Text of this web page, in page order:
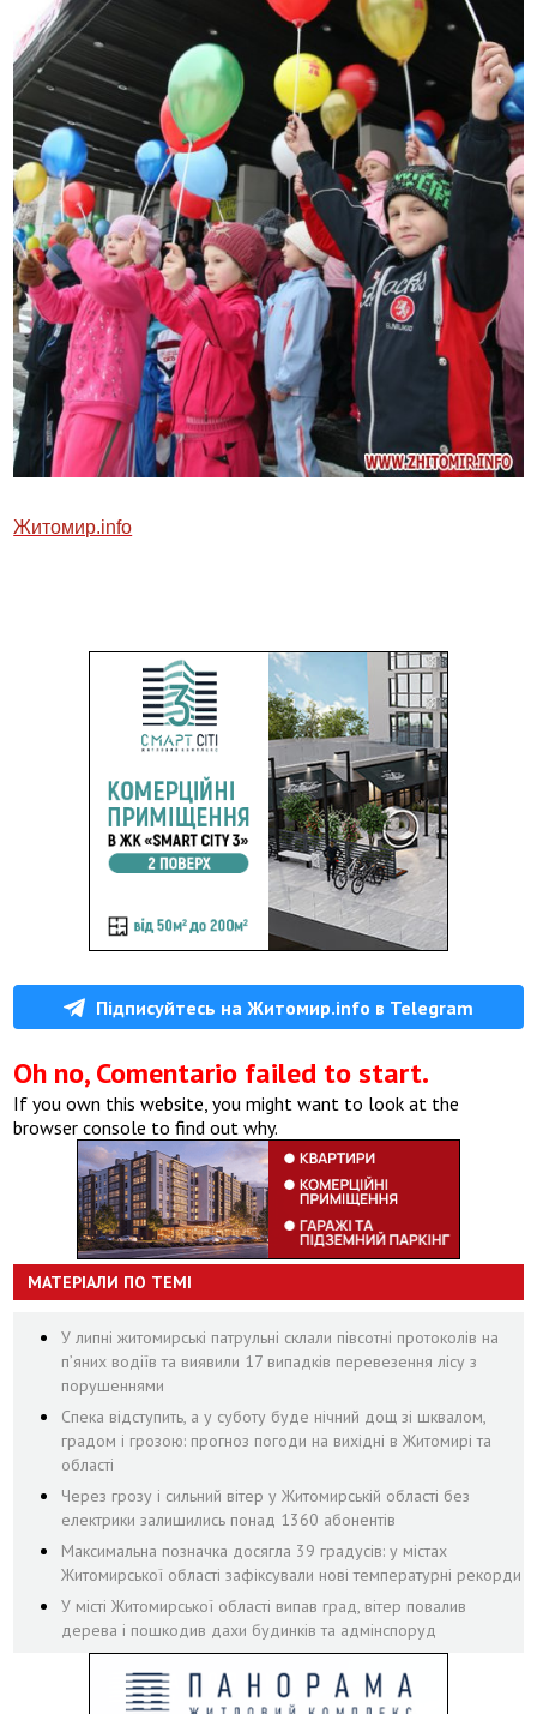
Житомир.info
Підписуйтесь на Житомир.info в Telegram
Oh no, Comentario failed to start.
If you own this website, you might want to look at the
browser console to find out why.
МАТЕРІАЛИ ПО ТЕМІ
У липні житомирські патрульні склали півсотні протоколів на
пʼяних водіїв та виявили 17 випадків перевезення лісу з
порушеннями
Спека відступить, а у суботу буде нічний дощ зі шквалом,
градом і грозою: прогноз погоди на вихідні в Житомирі та
області
Через грозу і сильний вітер у Житомирській області без
електрики залишились понад 1360 абонентів
Максимальна позначка досягла 39 градусів: у містах
Житомирської області зафіксували нові температурні рекорди
У місті Житомирської області випав град, вітер повалив
дерева і пошкодив дахи будинків та адмінспоруд